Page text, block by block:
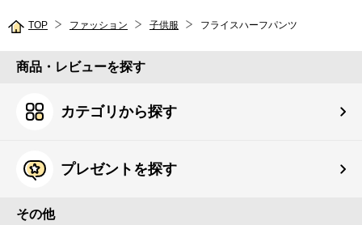
TOP ファッション 子供服 フライスハーフパンツ
商品・レビューを探す
カテゴリから探す
プレゼントを探す
その他